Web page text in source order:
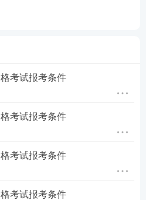
主观题专项冲刺
突破主观题
一体，什么都不用多想，
考试报考条件
考试报考条件
考试报考条件
考试报考条件